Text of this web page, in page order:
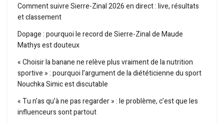
Comment suivre Sierre-Zinal 2026 en direct : live, résultats
et classement
Dopage : pourquoi le record de Sierre-Zinal de Maude
Mathys est douteux
« Choisir la banane ne relève plus vraiment de la nutrition
sportive » : pourquoi l’argument de la diététicienne du sport
Nouchka Simic est discutable
« Tu n’as qu’à ne pas regarder » : le problème, c’est que les
influenceurs sont partout